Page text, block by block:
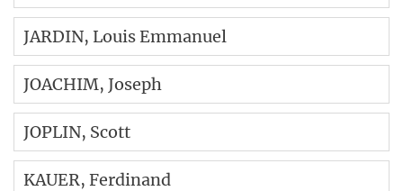
JARDIN, Louis Emmanuel
JOACHIM, Joseph
JOPLIN, Scott
KAUER, Ferdinand